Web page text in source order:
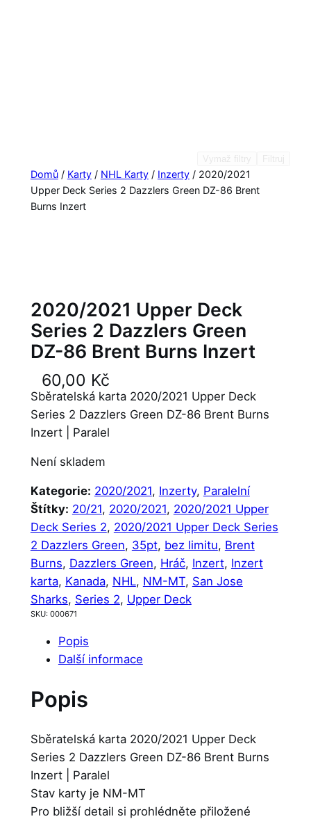
Domů/ Karty/ NHL Karty/ Inzerty/ 2020/2021
Upper Deck Series 2 Dazzlers Green DZ-86 Brent
Burns Inzert
2020/2021 Upper Deck
Series 2 Dazzlers Green
DZ-86 Brent Burns Inzert
60,00 Kč
Sběratelská karta 2020/2021 Upper Deck
Series 2 Dazzlers Green DZ-86 Brent Burns
Inzert | Paralel
Není skladem
Kategorie: 2020/2021, Inzerty, Paralelní
Štítky: 20/21, 2020/2021, 2020/2021 Upper
Deck Series 2, 2020/2021 Upper Deck Series
2 Dazzlers Green, 35pt, bez limitu, Brent
Burns, Dazzlers Green, Hráč, Inzert, Inzert
karta, Kanada, NHL, NM-MT, San Jose
Sharks, Series 2, Upper Deck
SKU: 000671
Popis
Další informace
Popis
Sběratelská karta 2020/2021 Upper Deck
Series 2 Dazzlers Green DZ-86 Brent Burns
Inzert | Paralel
Stav karty je NM-MT
Pro bližší detail si prohlédněte přiložené